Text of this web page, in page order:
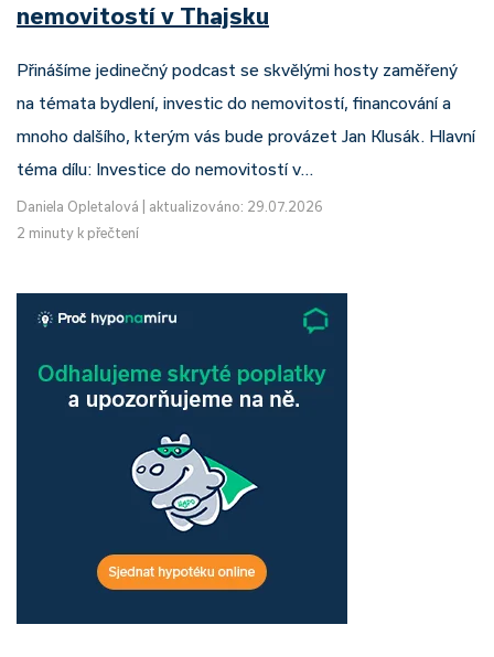
nemovitostí v Thajsku
Přinášíme jedinečný podcast se skvělými hosty zaměřený
na témata bydlení, investic do nemovitostí, financování a
mnoho dalšího, kterým vás bude provázet Jan Klusák. Hlavní
téma dílu: Investice do nemovitostí v…
Daniela Opletalová
aktualizováno: 29.07.2026
2 minuty k přečtení